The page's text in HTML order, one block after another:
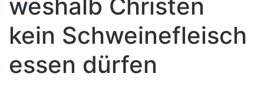
weshalb Christen
kein Schweinefleisch
essen dürfen